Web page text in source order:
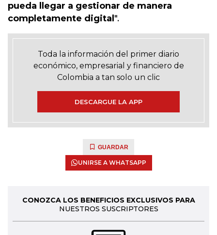
pueda llegar a gestionar de manera
completamente digital ".
Toda la información del primer diario
económico, empresarial y financiero de
Colombia a tan solo un clic
DESCARGUE LA APP
GUARDAR
UNIRSE A WHATSAPP
CONOZCA LOS BENEFICIOS EXCLUSIVOS PARA
NUESTROS SUSCRIPTORES